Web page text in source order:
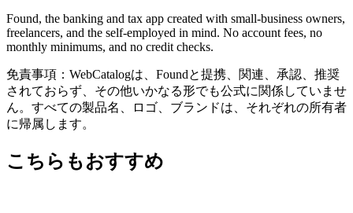
Found, the banking and tax app created with small-business owners,
freelancers, and the self-employed in mind. No account fees, no
monthly minimums, and no credit checks.
免責事項：WebCatalogは、Foundと提携、関連、承認、推奨
されておらず、その他いかなる形でも公式に関係していませ
ん。すべての製品名、ロゴ、ブランドは、それぞれの所有者
に帰属します。
こちらもおすすめ